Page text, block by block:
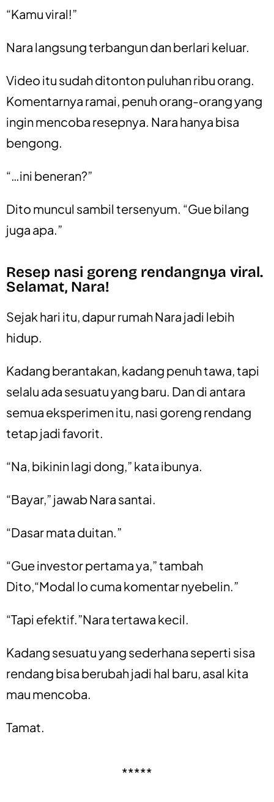
“Kamu viral!”
Nara langsung terbangun dan berlari keluar.
Video itu sudah ditonton puluhan ribu orang.
Komentarnya ramai, penuh orang-orang yang
ingin mencoba resepnya. Nara hanya bisa
bengong.
“…ini beneran?”
Dito muncul sambil tersenyum. “Gue bilang
juga apa.”
Resep nasi goreng rendangnya viral.
Selamat, Nara!
Sejak hari itu, dapur rumah Nara jadi lebih
hidup.
Kadang berantakan, kadang penuh tawa, tapi
selalu ada sesuatu yang baru. Dan di antara
semua eksperimen itu, nasi goreng rendang
tetap jadi favorit.
“Na, bikinin lagi dong,” kata ibunya.
“Bayar,” jawab Nara santai.
“Dasar mata duitan.”
“Gue investor pertama ya,” tambah
Dito,“Modal lo cuma komentar nyebelin.”
“Tapi efektif.”Nara tertawa kecil.
Kadang sesuatu yang sederhana seperti sisa
rendang bisa berubah jadi hal baru, asal kita
mau mencoba.
Tamat.
*****